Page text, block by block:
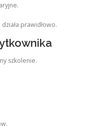
prawidłowo.
szkolenie.